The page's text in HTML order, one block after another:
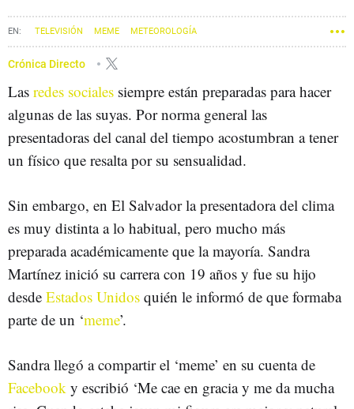
TELEVISIÓN MEME METEOROLOGÍA
Crónica Directo
Las redes sociales siempre están preparadas para hacer
algunas de las suyas. Por norma general las
presentadoras del canal del tiempo acostumbran a tener
un físico que resalta por su sensualidad.
Sin embargo, en El Salvador la presentadora del clima
es muy distinta a lo habitual, pero mucho más
preparada académicamente que la mayoría. Sandra
Martínez inició su carrera con 19 años y fue su hijo
desde Estados Unidos quién le informó de que formaba
parte de un ‘meme’.
Sandra llegó a compartir el ‘meme’ en su cuenta de
Facebook y escribió ‘Me cae en gracia y me da mucha